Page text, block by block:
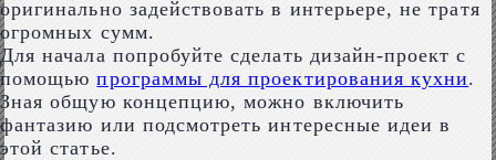
оригинально задействовать в интерьере, не тратя
огромных сумм.
Для начала попробуйте сделать дизайн-проект с
помощьюпрограммы для проектирования кухни.
Зная общую концепцию, можно включить
фантазию или подсмотреть интересные идеи в
этой статье.